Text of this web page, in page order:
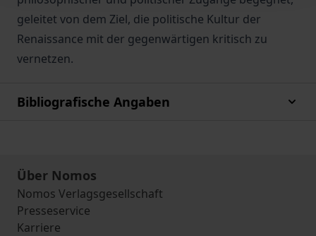
geleitet von dem Ziel, die politische Kultur der
Renaissance mit der gegenwärtigen kritisch zu
vernetzen.
Bibliografische Angaben
Über Nomos
Nomos Verlagsgesellschaft
Presseservice
Karriere